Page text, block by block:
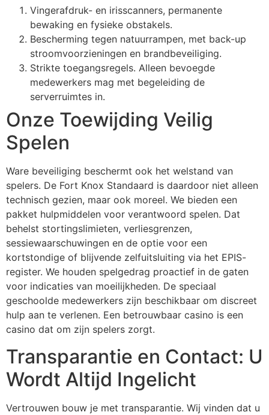
Vingerafdruk- en irisscanners, permanente
bewaking en fysieke obstakels.
Bescherming tegen natuurrampen, met back-up
stroomvoorzieningen en brandbeveiliging.
Strikte toegangsregels. Alleen bevoegde
medewerkers mag met begeleiding de
serverruimtes in.
Onze Toewijding Veilig
Spelen
Ware beveiliging beschermt ook het welstand van
spelers. De Fort Knox Standaard is daardoor niet alleen
technisch gezien, maar ook moreel. We bieden een
pakket hulpmiddelen voor verantwoord spelen. Dat
behelst stortingslimieten, verliesgrenzen,
sessiewaarschuwingen en de optie voor een
kortstondige of blijvende zelfuitsluiting via het EPIS-
register. We houden spelgedrag proactief in de gaten
voor indicaties van moeilijkheden. De speciaal
geschoolde medewerkers zijn beschikbaar om discreet
hulp aan te verlenen. Een betrouwbaar casino is een
casino dat om zijn spelers zorgt.
Transparantie en Contact: U
Wordt Altijd Ingelicht
Vertrouwen bouw je met transparantie. Wij vinden dat u